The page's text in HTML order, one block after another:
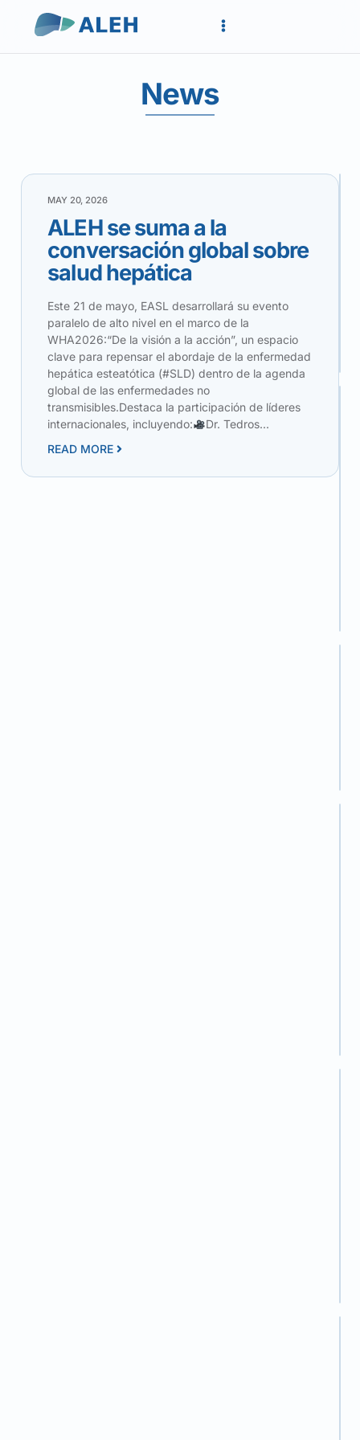
News
ALEH se suma a la
conversación global sobre
salud hepática
MAY 20, 2026
Este 21 de mayo, EASL desarrollará su evento
paralelo de alto nivel en el marco de la
WHA2026:“De la visión a la acción”, un espacio
clave para repensar el abordaje de la enfermedad
hepática esteatótica (#SLD) dentro de la agenda
global de las enfermedades no
transmisibles.Destaca la participación de líderes
internacionales, incluyendo:
Dr. Tedros
READ MORE